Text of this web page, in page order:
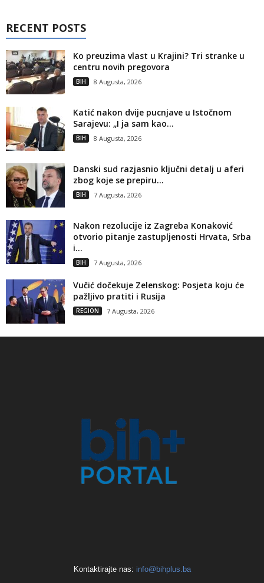
RECENT POSTS
Ko preuzima vlast u Krajini? Tri stranke u
centru novih pregovora
BIH 8 Augusta, 2026
Katić nakon dvije pucnjave u Istočnom
Sarajevu: „I ja sam kao...
BIH 8 Augusta, 2026
Danski sud razjasnio ključni detalj u aferi
zbog koje se prepiru...
BIH 7 Augusta, 2026
Nakon rezolucije iz Zagreba Konaković
otvorio pitanje zastupljenosti Hrvata, Srba
i...
BIH 7 Augusta, 2026
Vučić dočekuje Zelenskog: Posjeta koju će
pažljivo pratiti i Rusija
REGION 7 Augusta, 2026
Kontaktirajte nas: info@bihplus.ba